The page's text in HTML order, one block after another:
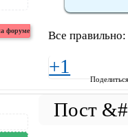
Все
+1